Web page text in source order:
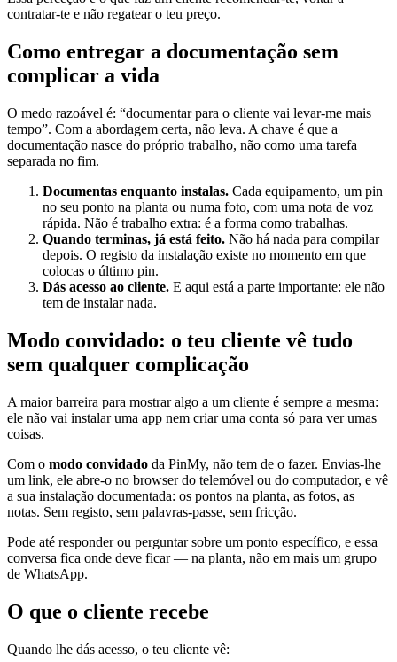
contratar-te e não regatear o teu preço.
Como entregar a documentação sem
complicar a vida
O medo razoável é: “documentar para o cliente vai levar-me mais
tempo”. Com a abordagem certa, não leva. A chave é que a
documentação nasce do próprio trabalho, não como uma tarefa
separada no fim.
Documentas enquanto instalas. Cada equipamento, um pin
no seu ponto na planta ou numa foto, com uma nota de voz
rápida. Não é trabalho extra: é a forma como trabalhas.
Quando terminas, já está feito. Não há nada para compilar
depois. O registo da instalação existe no momento em que
colocas o último pin.
Dás acesso ao cliente. E aqui está a parte importante: ele não
tem de instalar nada.
Modo convidado: o teu cliente vê tudo
sem qualquer complicação
A maior barreira para mostrar algo a um cliente é sempre a mesma:
ele não vai instalar uma app nem criar uma conta só para ver umas
coisas.
Com o modo convidado da PinMy, não tem de o fazer. Envias-lhe
um link, ele abre-o no browser do telemóvel ou do computador, e vê
a sua instalação documentada: os pontos na planta, as fotos, as
notas. Sem registo, sem palavras-passe, sem fricção.
Pode até responder ou perguntar sobre um ponto específico, e essa
conversa fica onde deve ficar — na planta, não em mais um grupo
de WhatsApp.
O que o cliente recebe
Quando lhe dás acesso, o teu cliente vê: